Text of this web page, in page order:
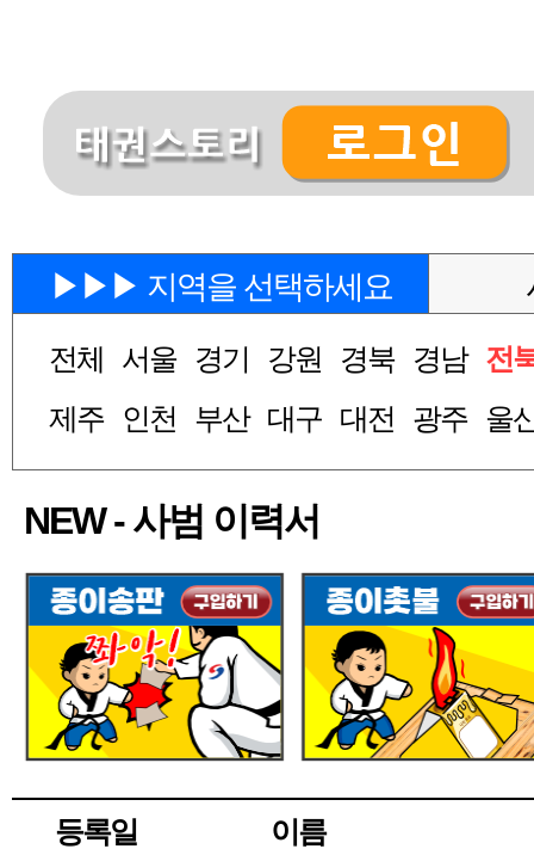
▶▶▶ 지역을 선택하세요
전체 서울 경기 강원 경북 경남 전
제주
인천 부산 대구 대전 광주 울
NEW - 사범 이력서
등록일 이름